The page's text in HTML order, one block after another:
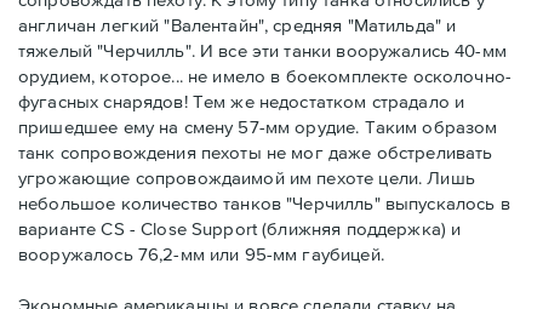
англичан легкий "Валентайн", средняя "Матильда" и
тяжелый "Черчилль". И все эти танки вооружались 40-мм
орудием, которое... не имело в боекомплекте осколочно-
фугасных снарядов! Тем же недостатком страдало и
пришедшее ему на смену 57-мм орудие. Таким образом
танк сопровождения пехоты не мог даже обстреливать
угрожающие сопровождаимой им пехоте цели. Лишь
небольшое количество танков "Черчилль" выпускалось в
варианте CS - Close Support (ближняя поддержка) и
вооружалось 76,2-мм или 95-мм гаубицей.
Экономные американцы и вовсе сделали ставку на